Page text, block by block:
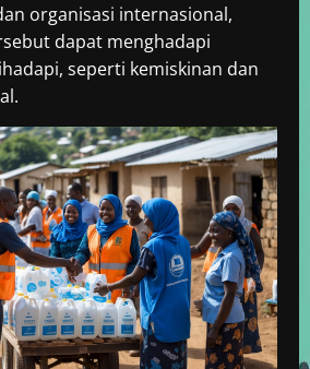
organisasi internasional,
dapat menghadapi
seperti kemiskinan dan